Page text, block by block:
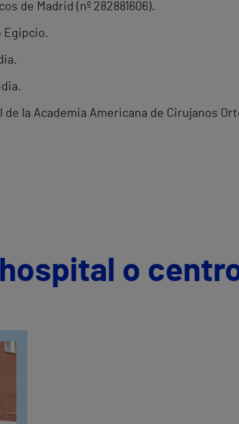
de Madrid (nº 282881606).
Egipcio.
la Academia Americana de Cirujanos
o